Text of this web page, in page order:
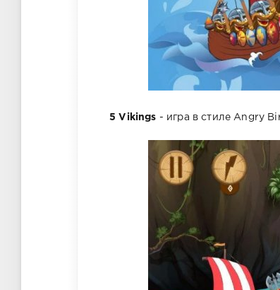
5 Vikings - игра в стиле Angry